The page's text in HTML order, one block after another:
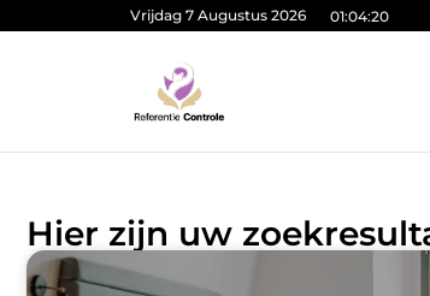
Vrijdag 7 Augustus 2026 01:04:20
Hier zijn uw